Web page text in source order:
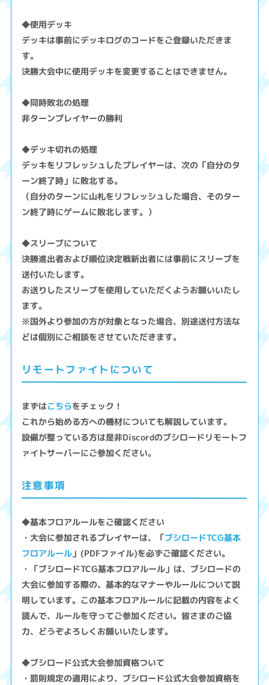
◆使用デッキ
デッキは事前にデッキログのコードをご登録いただきま
す。
決勝大会中に使用デッキを変更することはできません。
◆同時敗北の処理
非ターンプレイヤーの勝利
◆デッキ切れの処理
デッキをリフレッシュしたプレイヤーは、次の「自分のタ
ーン終了時」に敗北する。
（自分のターンに山札をリフレッシュした場合、そのター
ン終了時にゲームに敗北します。）
◆スリーブについて
決勝進出者および順位決定戦新出者には事前にスリーブを
送付いたします。
お送りしたスリーブを使用していただくようお願いいたし
ます。
※国外より参加の方が対象となった場合、別途送付方法な
どは個別にご相談をさせていただきます。
リモートファイトについて
まずはこちらをチェック！
これから始める方への機材についても解説しています。
設備が整っている方は是非Discordのブシロードリモートフ
ァイトサーバーにご参加ください。
注意事項
◆基本フロアルールをご確認ください
・大会に参加されるプレイヤーは、「ブシロードTCG基本
フロアルール 」(PDFファイル)を必ずご確認ください。
・「ブシロードTCG基本フロアルール」は、ブシロードの
大会に参加する際の、基本的なマナーやルールについて説
明しています。この基本フロアルールに記載の内容をよく
読んで、ルールを守ってご参加ください。皆さまのご協
力、どうぞよろしくお願いいたします。
◆ブシロード公式大会参加資格ついて
・罰則規定の適用により、ブシロード公式大会参加資格を